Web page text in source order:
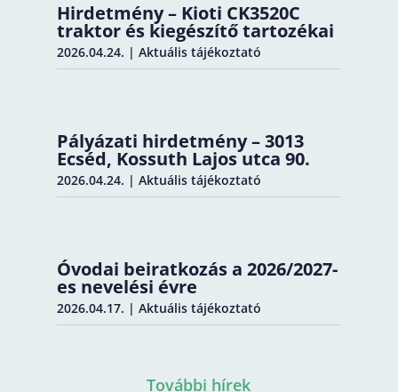
Hirdetmény – Kioti CK3520C
traktor és kiegészítő tartozékai
2026.04.24. | Aktuális tájékoztató
Pályázati hirdetmény – 3013
Ecséd, Kossuth Lajos utca 90.
2026.04.24. | Aktuális tájékoztató
Óvodai beiratkozás a 2026/2027-
es nevelési évre
2026.04.17. | Aktuális tájékoztató
További hírek